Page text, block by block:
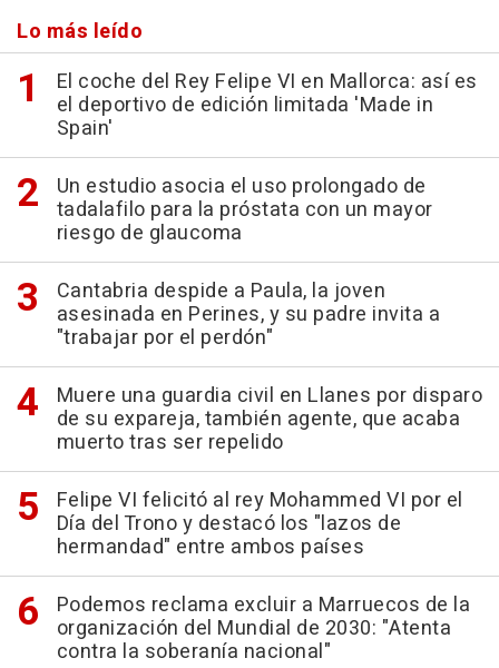
Lo más leído
El coche del Rey Felipe VI en Mallorca: así es
el deportivo de edición limitada 'Made in
Spain'
Un estudio asocia el uso prolongado de
tadalafilo para la próstata con un mayor
riesgo de glaucoma
Cantabria despide a Paula, la joven
asesinada en Perines, y su padre invita a
"trabajar por el perdón"
Muere una guardia civil en Llanes por disparo
de su expareja, también agente, que acaba
muerto tras ser repelido
Felipe VI felicitó al rey Mohammed VI por el
Día del Trono y destacó los "lazos de
hermandad" entre ambos países
Podemos reclama excluir a Marruecos de la
organización del Mundial de 2030: "Atenta
contra la soberanía nacional"